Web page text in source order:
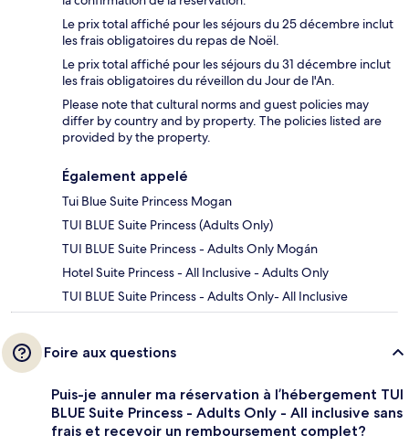
Le prix total affiché pour les séjours du 25 décembre inclut
les frais obligatoires du repas de Noël.
Le prix total affiché pour les séjours du 31 décembre inclut
les frais obligatoires du réveillon du Jour de l'An.
Please note that cultural norms and guest policies may
differ by country and by property. The policies listed are
provided by the property.
Également appelé
Tui Blue Suite Princess Mogan
TUI BLUE Suite Princess (Adults Only)
TUI BLUE Suite Princess - Adults Only Mogán
Hotel Suite Princess - All Inclusive - Adults Only
TUI BLUE Suite Princess - Adults Only- All Inclusive
Foire aux questions
Puis-je annuler ma réservation à l’hébergement TUI
BLUE Suite Princess - Adults Only - All inclusive sans
frais et recevoir un remboursement complet?